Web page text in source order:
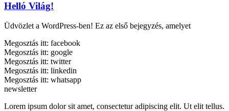
Helló Világ!
Üdvözlet a WordPress-ben! Ez az első bejegyzés, amelyet
Megosztás itt: facebook
Megosztás itt: google
Megosztás itt: twitter
Megosztás itt: linkedin
Megosztás itt: whatsapp
newsletter
Lorem ipsum dolor sit amet, consectetur adipiscing elit. Ut elit tellus.